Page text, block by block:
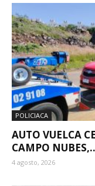
POLICIACA
AUTO VUELCA
CAMPO
4 agosto, 2026